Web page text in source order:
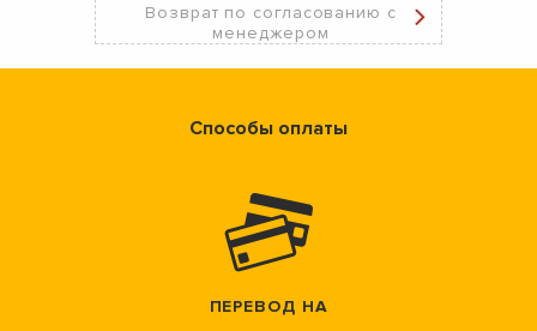
Возврат по согласованию с
менеджером
Способы оплаты
ПЕРЕВОД НА